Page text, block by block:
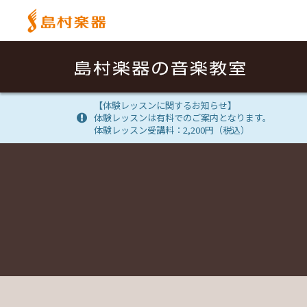
【体験レッスンに関するお知らせ】
体験レッスンは有料でのご案内となります。
体験レッスン受講料：2,200円（税込）